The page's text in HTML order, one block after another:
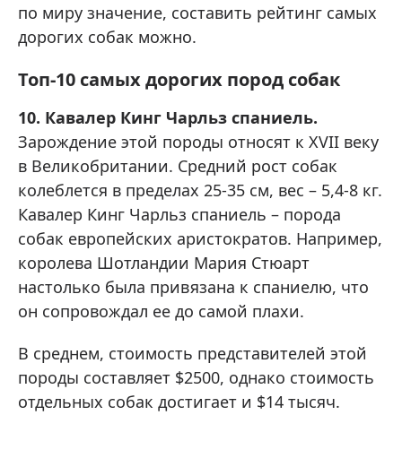
по миру значение, составить рейтинг самых
дорогих собак можно.
Топ-10 самых дорогих пород собак
10. Кавалер Кинг Чарльз спаниель.
Зарождение этой породы относят к XVII веку
в Великобритании. Средний рост собак
колеблется в пределах 25-35 см, вес – 5,4-8 кг.
Кавалер Кинг Чарльз спаниель – порода
собак европейских аристократов. Например,
королева Шотландии Мария Стюарт
настолько была привязана к спаниелю, что
он сопровождал ее до самой плахи.
В среднем, стоимость представителей этой
породы составляет $2500, однако стоимость
отдельных собак достигает и $14 тысяч.